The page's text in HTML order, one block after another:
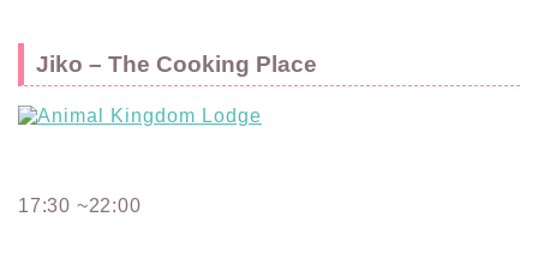
Jiko – The Cooking Place
17:30 ~22:00